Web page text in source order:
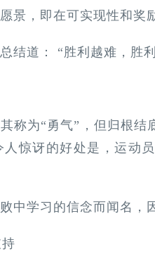
景，即在可实现性和
结道： “胜利越难，胜
称为“勇气”，但归根
惊讶的好处是，运动
中学习的信念而闻名，